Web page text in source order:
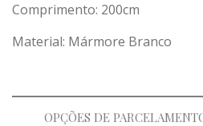
Comprimento: 200cm
Material: Mármore Branco
OPÇÕES DE